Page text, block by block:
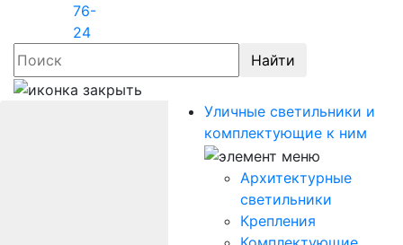
76-
24
Найти
Уличные светильники и
комплектующие к ним
Архитектурные
светильники
Крепления